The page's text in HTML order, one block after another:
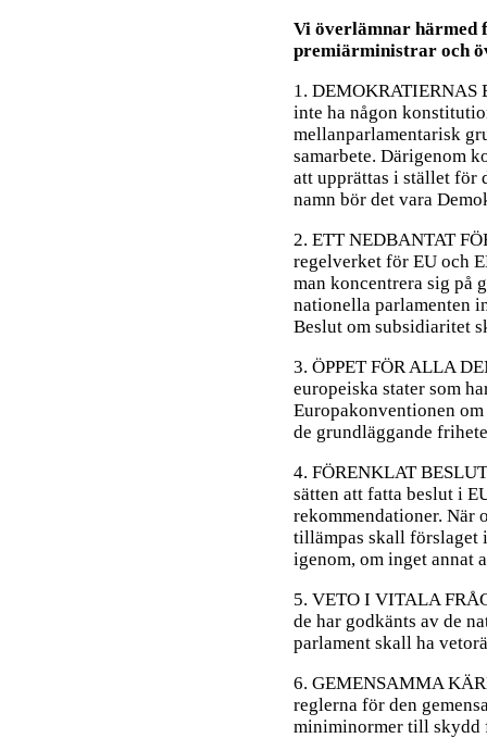
Vi överlämnar härmed
premiärministrar och
1. DEMOKRATIERNAS
inte ha någon
mellanparlamentarisk
samarbete. Därigenom
att upprättas i stället för
namn bör det vara
2. ETT NEDBANTAT
regelverket för EU och
man koncentrera sig på
nationella parlamenten
Beslut om subsidiaritet
3. ÖPPET FÖR ALLA
europeiska stater som
Europakonventionen
de grundläggande
4. FÖRENKLAT
sätten att fatta beslut i
rekommendationer. När
tillämpas skall förslaget
igenom, om inget annat
5. VETO I VITALA
de har godkänts av de
parlament skall ha
6. GEMENSAMMA
reglerna för den
miniminormer till skydd